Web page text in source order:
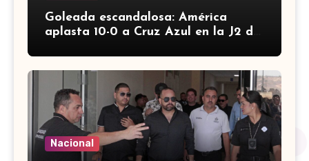
Goleada escandalosa: América
aplasta 10-0 a Cruz Azul en la J2 de
Nacional